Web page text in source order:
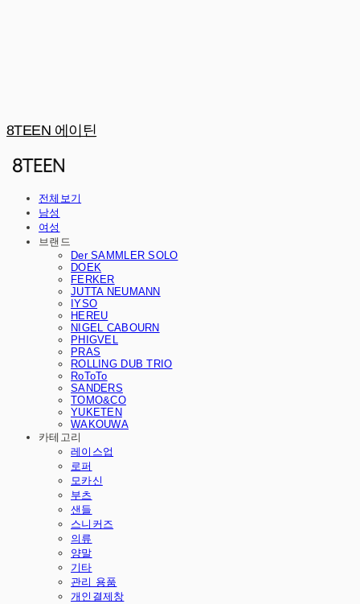
8TEEN 에이틴
전체보기
남성
여성
브랜드
Der SAMMLER SOLO
DOEK
FERKER
JUTTA NEUMANN
IYSO
HEREU
NIGEL CABOURN
PHIGVEL
PRAS
ROLLING DUB TRIO
RoToTo
SANDERS
TOMO&CO
YUKETEN
WAKOUWA
카테고리
레이스업
로퍼
모카신
부츠
샌들
스니커즈
의류
양말
기타
관리 용품
개인결제창